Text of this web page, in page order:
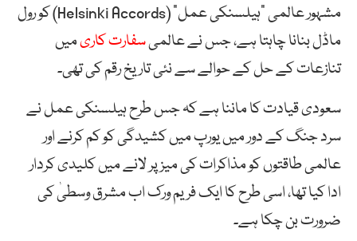
مشہور عالمی “ہیلسنکی عمل” (Helsinki Accords) کو رول
ماڈل بنانا چاہتا ہے، جس نے عالمیسفارت کاریمیں
تنازعات کے حل کے حوالے سے نئی تاریخ رقم کی تھی۔
سعودی قیادت کا ماننا ہے کہ جس طرح ہیلسنکی عمل نے
سرد جنگ کے دور میں یورپ میں کشیدگی کو کم کرنے اور
عالمی طاقتوں کو مذاکرات کی میز پر لانے میں کلیدی کردار
ادا کیا تھا، اسی طرح کا ایک فریم ورک اب مشرق وسطیٰ کی
ضرورت بن چکا ہے۔